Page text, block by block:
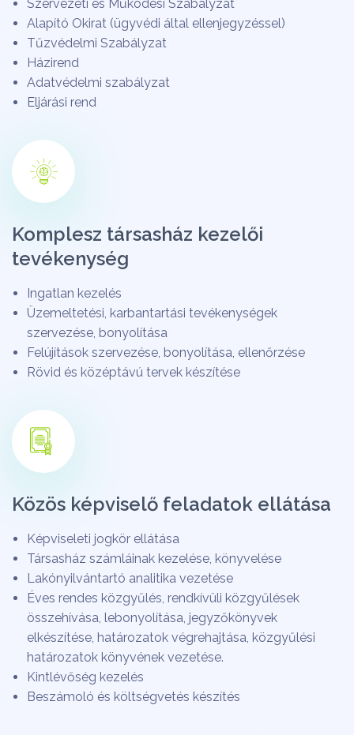
Szervezeti és Működési Szabályzat
Alapító Okirat (ügyvédi által ellenjegyzéssel)
Tűzvédelmi Szabályzat
Házirend
Adatvédelmi szabályzat
Eljárási rend
Komplesz társasház kezelői
tevékenység
Ingatlan kezelés
Üzemeltetési, karbantartási tevékenységek
szervezése, bonyolítása
Felújítások szervezése, bonyolítása, ellenőrzése
Rövid és középtávú tervek készítése
Közös képviselő feladatok ellátása
Képviseleti jogkör ellátása
Társasház számláinak kezelése, könyvelése
Lakónyilvántartó analitika vezetése
Éves rendes közgyűlés, rendkívüli közgyűlések
összehívása, lebonyolítása, jegyzőkönyvek
elkészítése, határozatok végrehajtása, közgyűlési
határozatok könyvének vezetése.
Kintlévőség kezelés
Beszámoló és költségvetés készítés